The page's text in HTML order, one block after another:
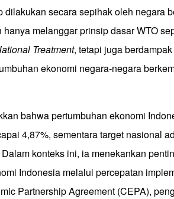
dilakukan secara sepihak oleh negara
melanggar prinsip dasar WTO
Treatment, tetapi juga
ekonomi negara-negara
bahwa pertumbuhan ekonomi
4,87%, sementara target nasional
konteks ini, ia menekankan
Indonesia melalui percepatan
Partnership Agreement (CEPA),